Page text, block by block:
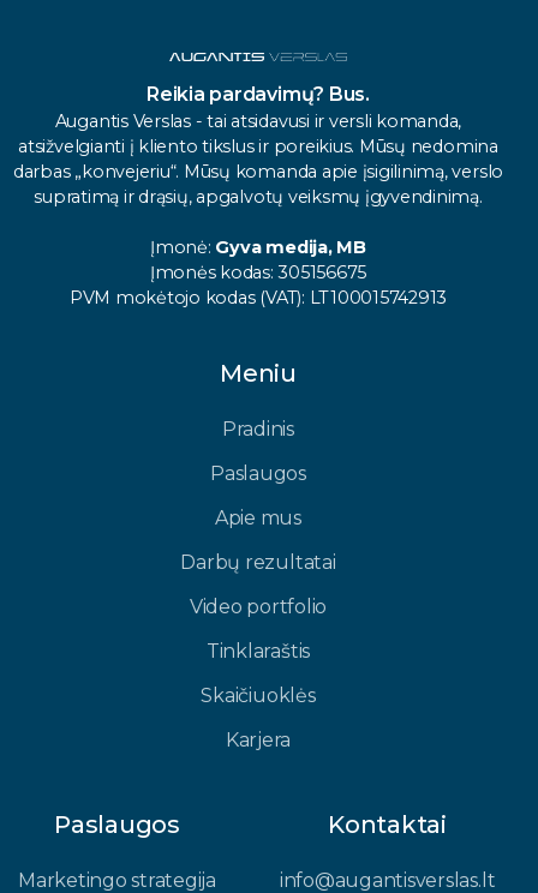
Reikia pardavimų? Bus.
Augantis Verslas - tai atsidavusi ir versli komanda,
atsižvelgianti į kliento tikslus ir poreikius. Mūsų nedomina
darbas „konvejeriu“. Mūsų komanda apie įsigilinimą, verslo
supratimą ir drąsių, apgalvotų veiksmų įgyvendinimą.
Įmonė: Gyva medija, MB
Įmonės kodas: 305156675
PVM mokėtojo kodas (VAT): LT100015742913
Meniu
Pradinis
Paslaugos
Apie mus
Darbų rezultatai
Video portfolio
Tinklaraštis
Skaičiuoklės
Karjera
Paslaugos
Marketingo strategija
Kontaktai
info@augantisverslas.lt​